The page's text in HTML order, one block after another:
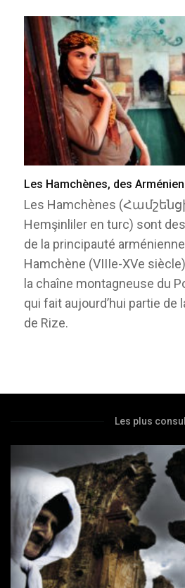
Les Hamchènes, des
Les Hamchènes
Hemşinliler en turc) sont
de la principauté
Hamchène (VIIIe-XVe
la chaîne montagneuse du
qui fait aujourd’hui partie de
de Rize.
Les plus